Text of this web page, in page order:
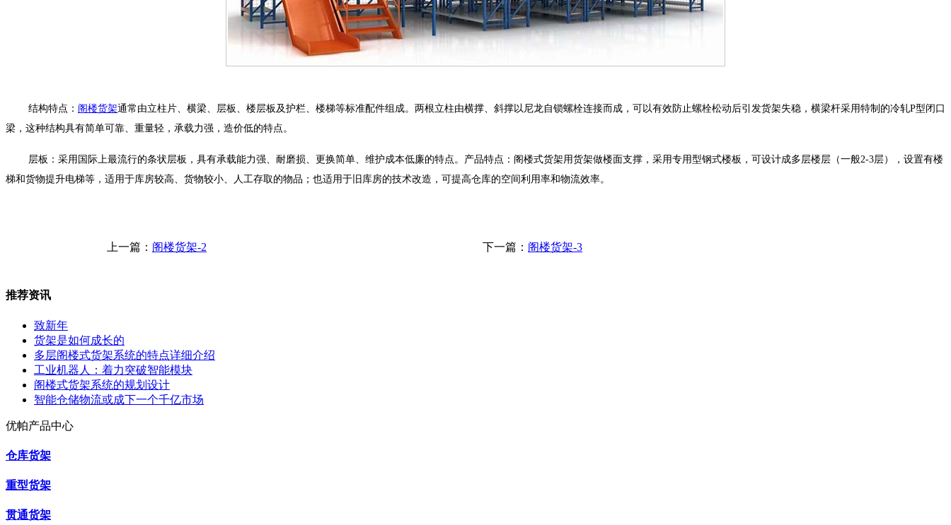
结构特点： 阁楼货架通常由立柱片、横梁、层板、楼层板及护栏、楼梯等标准配件组成。两根立柱由横撑、斜撑以尼龙自锁螺栓连接而成，可以有效防止螺栓松动后引发货架失稳，横梁杆采用特制的冷轧P型闭口
梁，这种结构具有简单可靠、重量轻，承载力强，造价低的特点。
层板：采用国际上最流行的条状层板，具有承载能力强、耐磨损、更换简单、维护成本低廉的特点。产品特点：阁楼式货架用货架做楼面支撑，采用专用型钢式楼板，可设计成多层楼层（一般2-3层），设置有楼
梯和货物提升电梯等，适用于库房较高、货物较小、人工存取的物品；也适用于旧库房的技术改造，可提高仓库的空间利用率和物流效率。
上一篇： 阁楼货架-2 下一篇： 阁楼货架-3
推荐资讯
致新年
货架是如何成长的
多层阁楼式货架系统的特点详细介绍
工业机器人：着力突破智能模块
阁楼式货架系统的规划设计
智能仓储物流或成下一个千亿市场
优帕产品中心
仓库货架
重型货架
贯通货架